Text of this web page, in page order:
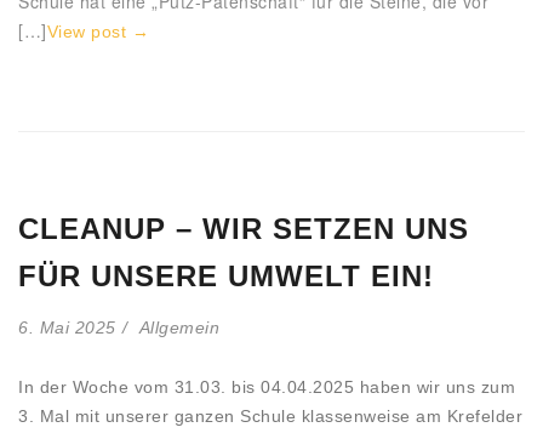
[…]View post →
CLEANUP – WIR SETZEN UNS
FÜR UNSERE UMWELT EIN!
6. Mai 2025 Allgemein
In der Woche vom 31.03. bis 04.04.2025 haben wir uns zum
3. Mal mit unserer ganzen Schule klassenweise am Krefelder